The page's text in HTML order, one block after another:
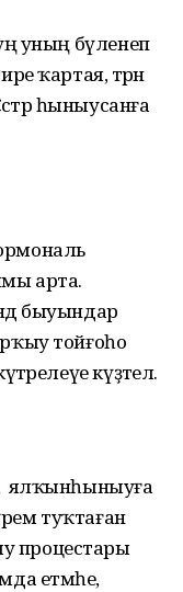
уның бүленеп
ҡартая, тәрән
һыныусанға
арта.
быуындар
тойғоһо
күҙәтелә.
ялҡынһыныуға
туҡтаған
процестары
етмәһе,